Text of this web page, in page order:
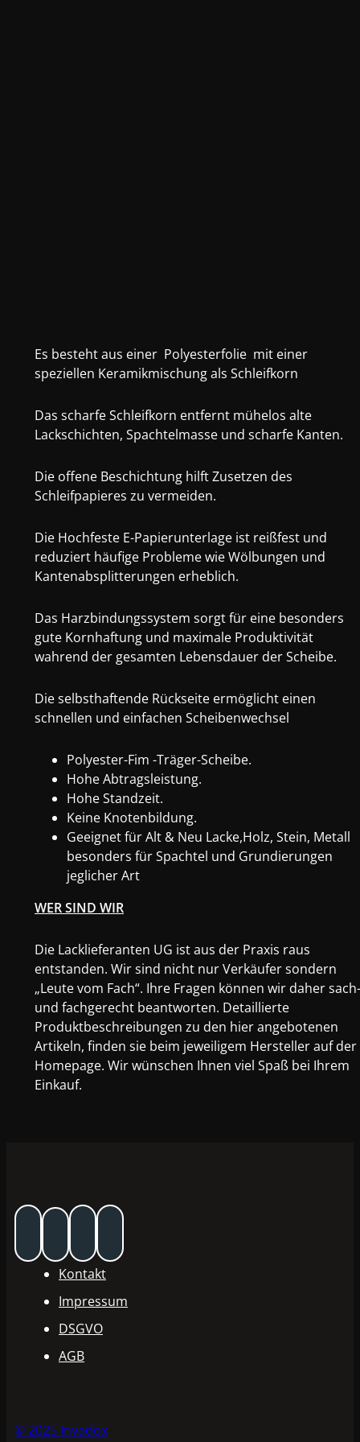
Es besteht aus einer Polyesterfolie mit einer
speziellen Keramikmischung als Schleifkorn
Das scharfe Schleifkorn entfernt mühelos alte
Lackschichten, Spachtelmasse und scharfe Kanten.
Die offene Beschichtung hilft Zusetzen des
Schleifpapieres zu vermeiden.
Die Hochfeste E-Papierunterlage ist reißfest und
reduziert häufige Probleme wie Wölbungen und
Kantenabsplitterungen erheblich.
Das Harzbindungssystem sorgt für eine besonders
gute Kornhaftung und maximale Produktivität
wahrend der gesamten Lebensdauer der Scheibe.
Die selbsthaftende Rückseite ermöglicht einen
schnellen und einfachen Scheibenwechsel
Polyester-Fim -Träger-Scheibe.
Hohe Abtragsleistung.
Hohe Standzeit.
Keine Knotenbildung.
Geeignet für Alt & Neu Lacke,Holz, Stein, Metall
besonders für Spachtel und Grundierungen
jeglicher Art
WER SIND WIR
Die Lacklieferanten UG ist aus der Praxis raus
entstanden. Wir sind nicht nur Verkäufer sondern
„Leute vom Fach“. Ihre Fragen können wir daher sach-
und fachgerecht beantworten. Detaillierte
Produktbeschreibungen zu den hier angebotenen
Artikeln, finden sie beim jeweiligem Hersteller auf der
Homepage. Wir wünschen Ihnen viel Spaß bei Ihrem
Einkauf.
Kontakt
Impressum
DSGVO
AGB
© 2025 Invadox